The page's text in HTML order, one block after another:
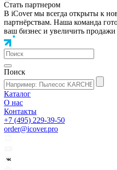
Стать партнером
В iCover мы всегда открыты к
партнёрствам. Наша команда
ваш бизнес и увеличить продажи
Поиск
Каталог
О нас
Контакты
+7 (495) 229-39-50
order@icover.pro